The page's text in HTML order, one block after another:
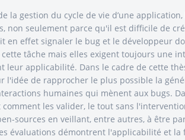
la gestion du cycle de vie d’une
non seulement parce qu'il est difficile de
en effet signaler le bug et le développeur
tâche mais elles exigent toujours une
leur applicabilité. Dans le cadre de cette
l'idée de rapprocher le plus possible la
humaines qui mènent aux bugs.
les valider, le tout sans
sources en veillant, entre autres, à être
évaluations démontrent l'applicabilité et